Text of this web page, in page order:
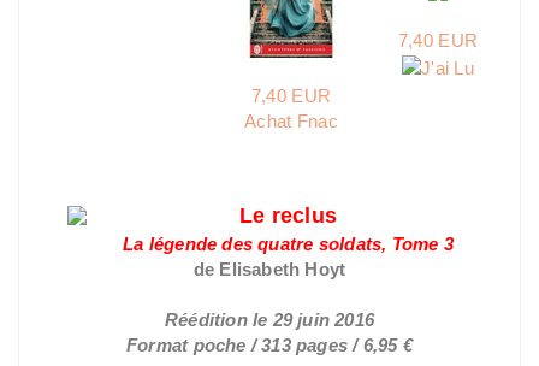
7,40 EUR
Achat Fnac
7,40 EUR
Le reclus
La légende des quatre soldats, Tome 3
de Elisabeth Hoyt
Réédition le 29 juin 2016
Format poche / 313 pages / 6,95 €